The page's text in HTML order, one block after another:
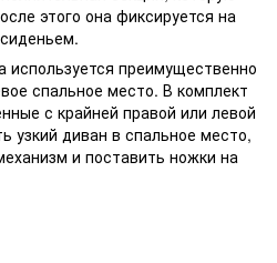
этого она фиксируется на
используется преимущественно
спальное место. В комплект
с крайней правой или левой
узкий диван в спальное место,
и поставить ножки на